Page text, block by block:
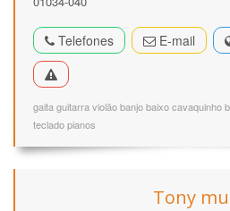
Telefones E-mail
gaita guitarra violão banjo baixo cavaquinho
teclado pianos
Tony